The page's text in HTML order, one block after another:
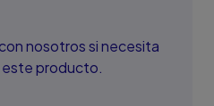
nosotros si necesita
este producto.